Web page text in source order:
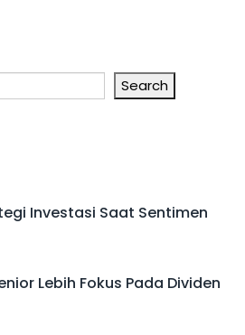
Search
Investasi Saat Sentimen
Lebih Fokus Pada Dividen